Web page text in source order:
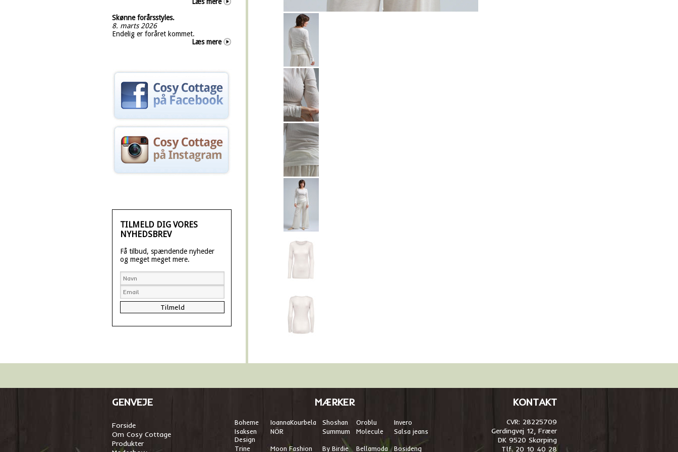
Skønne forårsstyles.
8. marts 2026
Endelig er foråret kommet.
Læs mere
TILMELD DIG VORES
NYHEDSBREV
Få tilbud, spændende nyheder
og meget meget mere.
GENVEJE
Forside
Om Cosy Cottage
Produkter
MÆRKER
Boheme IoannaKourbela Shoshan Oroblu
Invero
Isaksen
Design
NÖR Summum Molecule Salsa jeans
Trine Moon Fashion By Birdie Bellamoda Bosideng
KONTAKT
CVR: 28225709
Gerdingvej 12, Fræer
DK 9520 Skørping
Tlf. 20 10 40 28